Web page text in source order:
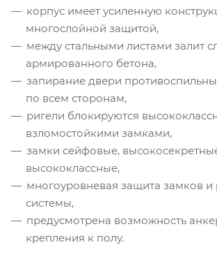
корпус имеет усиленную
многослойной защитой,
между стальными листами залит
армированного бетона,
запирание двери
по всем сторонам,
ригели блокируются
взломостойкими замками,
замки сейфовые,
высококлассные,
многоуровневая защита замков и
системы,
предусмотрена возможность
крепления к полу.